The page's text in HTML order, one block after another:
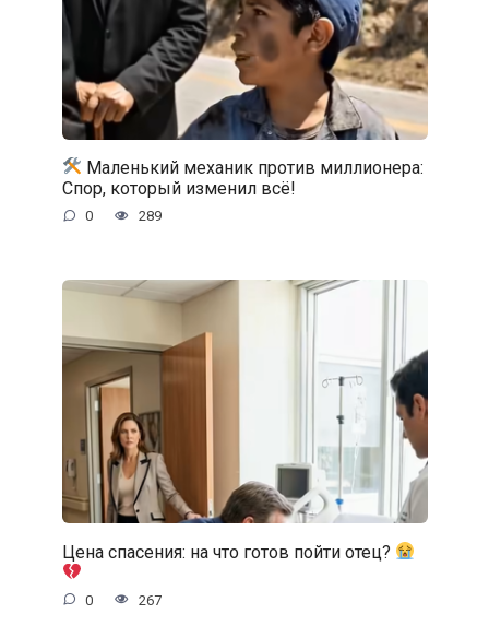
Маленький механик против миллионера:
Спор, который изменил всё!
0 289
Цена спасения: на что готов пойти отец?
0 267